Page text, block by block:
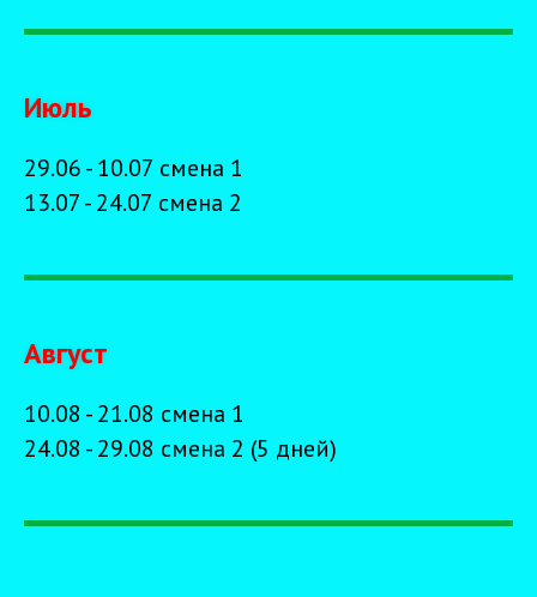
Июль
29.06 - 10.07 смена 1
13.07 - 24.07 смена 2
Август
10.08 - 21.08 смена 1
24.08 - 29.08 смена 2 (5 дней)